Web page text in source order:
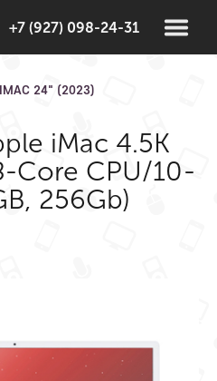
+7 (927) 098-24-31
24" (2023)
iMac 4.5K
Core CPU/10-
256Gb)